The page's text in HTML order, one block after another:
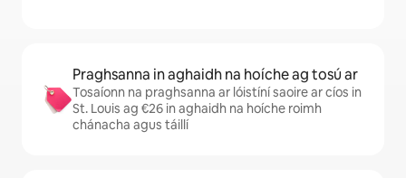
Praghsanna in aghaidh na hoíche ag tosú ar
Tosaíonn na praghsanna ar lóistíní saoire ar cíos in
St. Louis ag €26 in aghaidh na hoíche roimh
chánacha agus táillí